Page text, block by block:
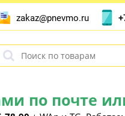
по почте
zakaz@pnevmo.ru